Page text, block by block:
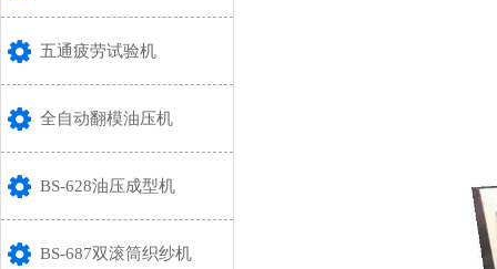
五通疲劳试验机
全自动翻模油压机
BS-628油压成型机
BS-687双滚筒织纱机